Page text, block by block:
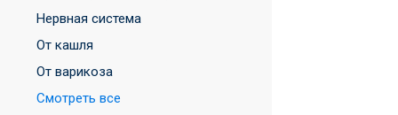
Нервная система
От кашля
От варикоза
Смотреть все